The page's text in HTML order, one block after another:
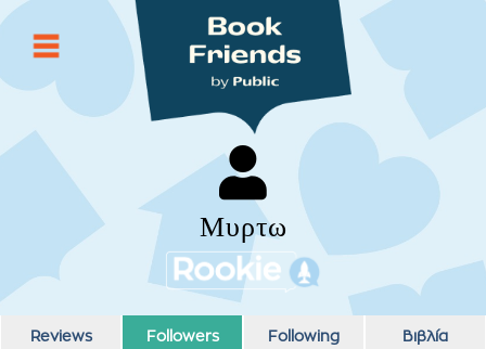
Μυρτω
Reviews Followers Following Βιβλία